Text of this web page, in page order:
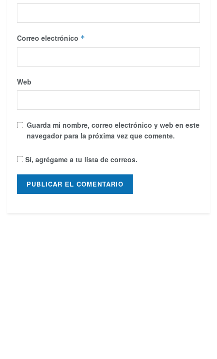
Correo electrónico *
Web
Guarda mi nombre, correo electrónico y web en este
navegador para la próxima vez que comente.
Sí, agrégame a tu lista de correos.